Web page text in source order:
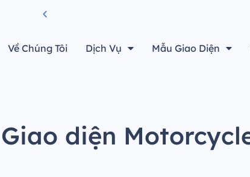
Về Chúng Tôi Dịch Vụ Mẫu Giao Diện
Giao diện